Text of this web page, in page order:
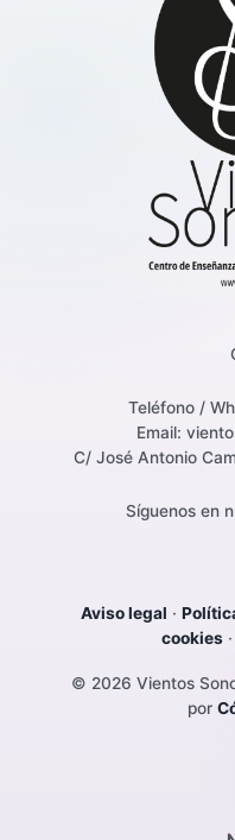
Teléfono /
Email:
C/ José Antonio
Síguenos en
Aviso legal ·
cookies·
© 2026 Vientos
por